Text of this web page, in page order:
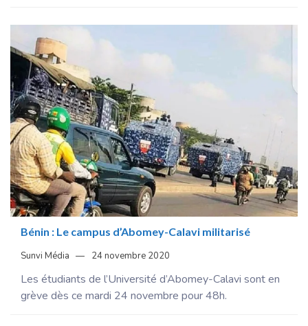
Bénin : Le campus d’Abomey-Calavi militarisé
Sunvi Média 24 novembre 2020
Les étudiants de l’Université d’Abomey-Calavi sont en
grève dès ce mardi 24 novembre pour 48h.